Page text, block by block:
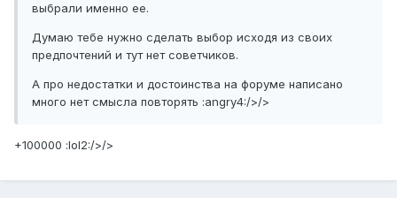
выбрали именно ее.
Думаю тебе нужно сделать выбор исходя из своих
предпочтений и тут нет советчиков.
А про недостатки и достоинства на форуме написано
много нет смысла повторять :angry4:/>/>
+100000 :lol2:/>/>